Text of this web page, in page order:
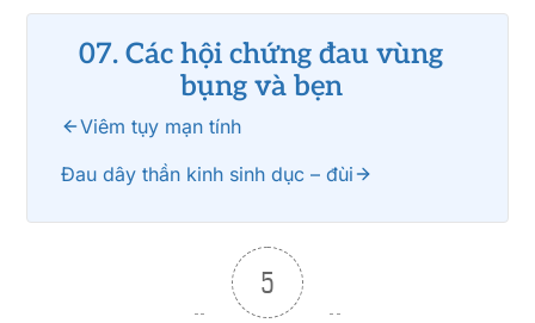
07. Các hội chứng đau vùng
bụng và bẹn
Viêm tụy mạn tính
Đau dây thần kinh sinh dục – đùi
5